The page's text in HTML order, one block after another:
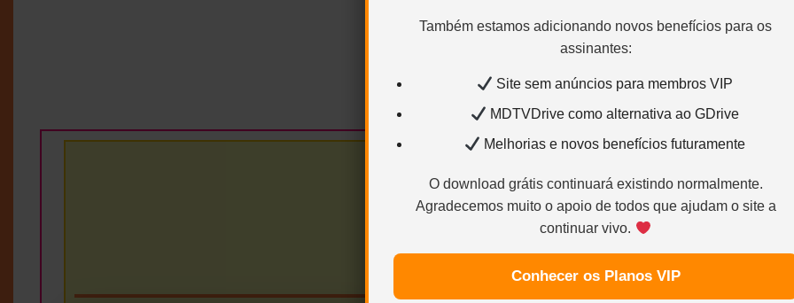
Também estamos adicionando novos benefícios para os
assinantes:
Site sem anúncios para membros VIP
MDTVDrive como alternativa ao GDrive
Melhorias e novos benefícios futuramente
O download grátis continuará existindo normalmente.
Agradecemos muito o apoio de todos que ajudam o site a
continuar vivo.
Conhecer os Planos VIP
SEM RAR, SEM LIMITE E DIRETO: